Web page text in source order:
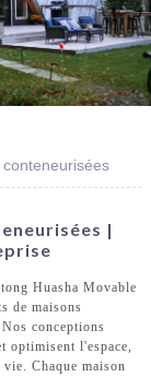
|
Huasha Movable
de maisons
conceptions
optimisent l'espace,
Chaque maison